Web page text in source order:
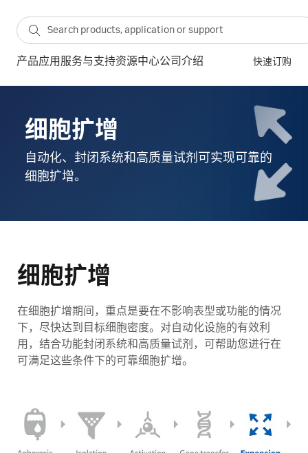
产品应用 服务与支持资源中心公司介绍 快速订购
细胞扩增
自动化、封闭系统和高质量试剂可实现可靠的
细胞扩增。
细胞扩增
在细胞扩增期间，重点是要在不影响表型或功能的情况
下，尽快达到目标细胞密度。对自动化设施的有效利
用，结合功能封闭系统和高质量试剂，可帮助您进行在
可满足这些条件下的可靠细胞扩增。